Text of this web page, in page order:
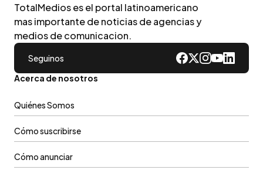
TotalMedios es el portal latinoamericano
mas importante de noticias de agencias y
medios de comunicacion.
Seguinos
Acerca de nosotros
Quiénes Somos
Cómo suscribirse
Cómo anunciar